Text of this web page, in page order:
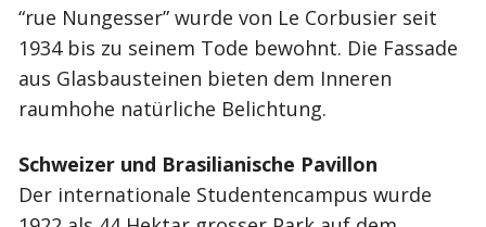
“rue Nungesser” wurde von Le Corbusier seit
1934 bis zu seinem Tode bewohnt. Die Fassade
aus Glasbausteinen bieten dem Inneren
raumhohe natürliche Belichtung.
Schweizer und Brasilianische Pavillon
Der internationale Studentencampus wurde